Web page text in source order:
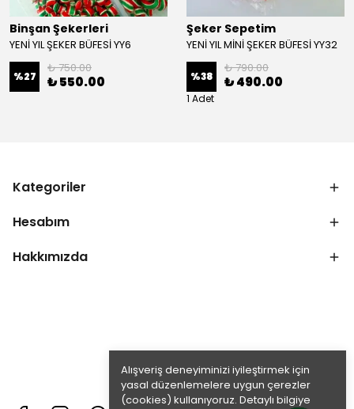
Alışveriş deneyiminizi iyileştirmek için
yasal düzenlemelere uygun çerezler
(cookies) kullanıyoruz. Detaylı bilgiye
Binşan Şekerleri
YENİ YIL ŞEKER BÜFESİ YY6
%27
₺ 750.00
₺ 550.00
Şeker Sepetim
YENİ YIL MİNİ ŞEKER BÜFESİ YY32
%38
₺ 790.00
₺ 490.00
1 Adet
Kategoriler
Hesabım
Hakkımızda